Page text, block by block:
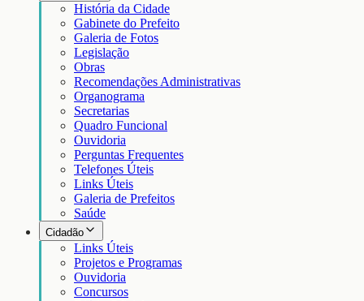
História da Cidade
Gabinete do Prefeito
Galeria de Fotos
Legislação
Obras
Recomendações Administrativas
Organograma
Secretarias
Quadro Funcional
Ouvidoria
Perguntas Frequentes
Telefones Úteis
Links Úteis
Galeria de Prefeitos
Saúde
Cidadão
Links Úteis
Projetos e Programas
Ouvidoria
Concursos